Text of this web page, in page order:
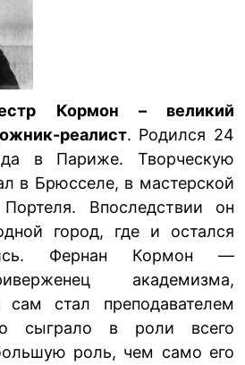
Кормон – великий
реалист. Родился 24
в Париже. Творческую
в Брюсселе, в мастерской
Впоследствии он
город, где и остался
Фернан Кормон —
академизма,
сам стал преподавателем
сыграло в роли всего
роль, чем само его